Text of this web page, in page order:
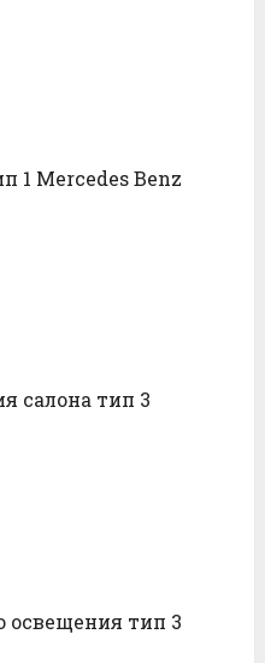
1 Mercedes Benz
салона тип 3
освещения тип 3